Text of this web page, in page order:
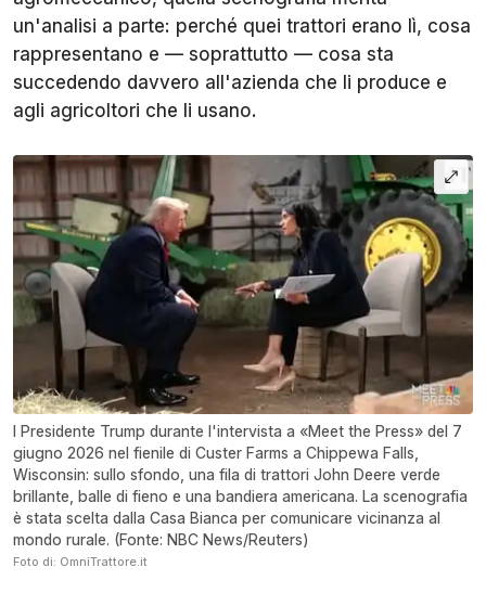
un'analisi a parte: perché quei trattori erano lì, cosa
rappresentano e — soprattutto — cosa sta
succedendo davvero all'azienda che li produce e
agli agricoltori che li usano.
l Presidente Trump durante l'intervista a «Meet the Press» del 7
giugno 2026 nel fienile di Custer Farms a Chippewa Falls,
Wisconsin: sullo sfondo, una fila di trattori John Deere verde
brillante, balle di fieno e una bandiera americana. La scenografia
è stata scelta dalla Casa Bianca per comunicare vicinanza al
mondo rurale. (Fonte: NBC News/Reuters)
Foto di: OmniTrattore.it